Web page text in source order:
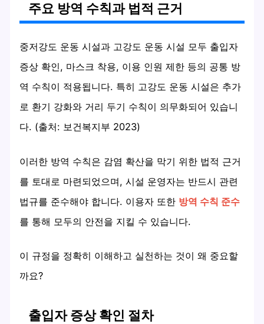
주요 방역 수칙과 법적 근거
중저강도 운동 시설과 고강도 운동 시설 모두 출입자
증상 확인, 마스크 착용, 이용 인원 제한 등의 공통 방
역 수칙이 적용됩니다. 특히 고강도 운동 시설은 추가
로 환기 강화와 거리 두기 수칙이 의무화되어 있습니
다. (출처: 보건복지부 2023)
이러한 방역 수칙은 감염 확산을 막기 위한 법적 근거
를 토대로 마련되었으며, 시설 운영자는 반드시 관련
법규를 준수해야 합니다. 이용자 또한 방역 수칙 준수
를 통해 모두의 안전을 지킬 수 있습니다.
이 규정을 정확히 이해하고 실천하는 것이 왜 중요할
까요?
출입자 증상 확인 절차